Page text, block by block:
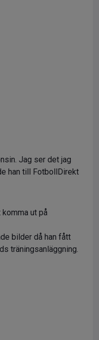
Jag ser det jag
han till FotbollDirekt
komma ut på
bilder då han fått
träningsanläggning.